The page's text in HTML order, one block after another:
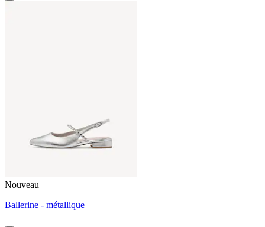
Nouveau
Ballerine - métallique